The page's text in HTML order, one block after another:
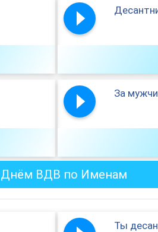
За
ВДВ по Именам
Ты